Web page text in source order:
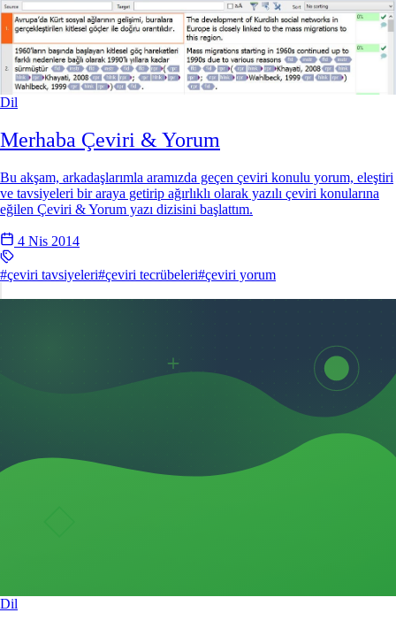
Dil
Merhaba Çeviri & Yorum
Bu akşam, arkadaşlarımla aramızda geçen çeviri konulu yorum, eleştiri
ve tavsiyeleri bir araya getirip ağırlıklı olarak yazılı çeviri konularına
eğilen Çeviri & Yorum yazı dizisini başlattım.
4 Nis 2014
#çeviri tavsiyeleri#çeviri tecrübeleri#çeviri yorum
Dil